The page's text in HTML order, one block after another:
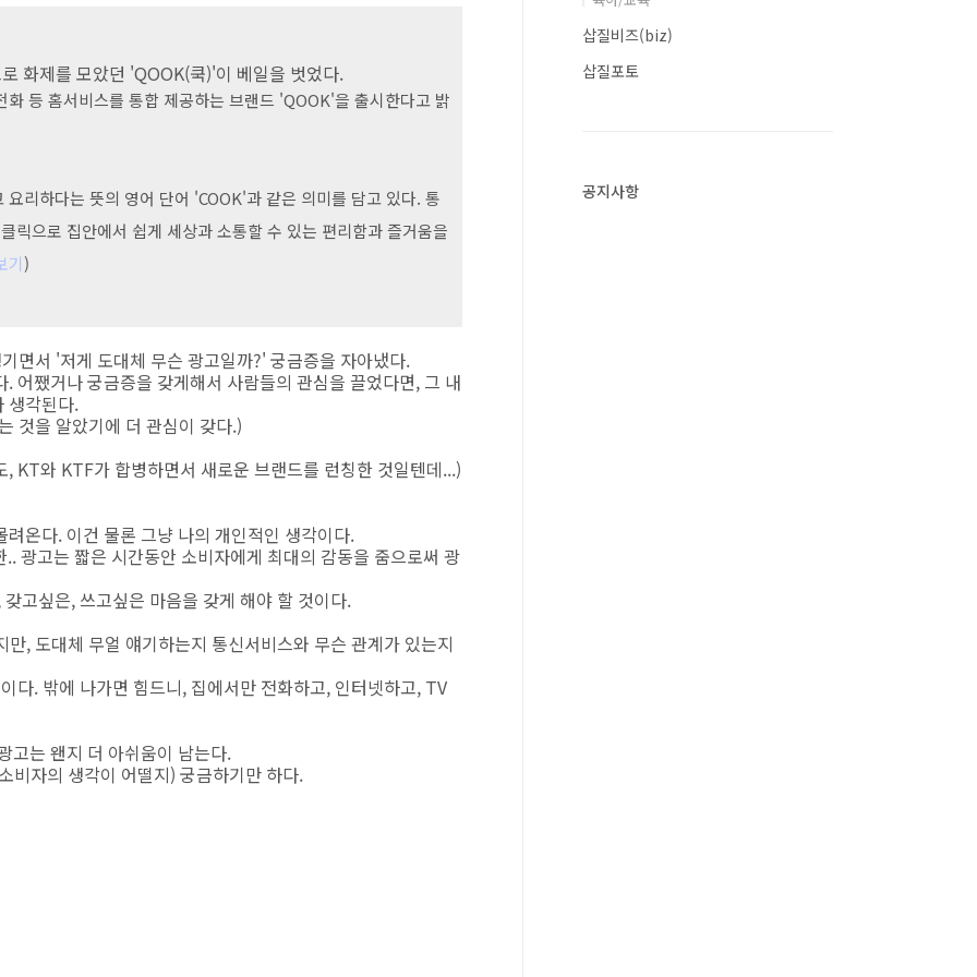
화제를 모았던 'QOOK(쿡)'이 베일을 벗었다.
화 등 홈서비스를 통합 제공하는 브랜드 'QOOK'을 출시한다고 밝
리하다는 뜻의 영어 단어 'COOK'과 같은 의미를 담고 있다. 통
릭으로 집안에서 쉽게 세상과 소통할 수 있는 편리함과 즐거움을
기)
면서 '저게 도대체 무슨 광고일까?' 궁금증을 자아냈다.
어쨌거나 궁금증을 갖게해서 사람들의 관심을 끌었다면, 그 내
생각된다.
것을 알았기에 더 관심이 갖다.)
KT와 KTF가 합병하면서 새로운 브랜드를 런칭한 것일텐데...)
온다. 이건 물론 그냥 나의 개인적인 생각이다.
광고는 짧은 시간동안 소비자에게 최대의 감동을 줌으로써 광
고싶은, 쓰고싶은 마음을 갖게 해야 할 것이다.
, 도대체 무얼 얘기하는지 통신서비스와 무슨 관계가 있는지
다. 밖에 나가면 힘드니, 집에서만 전화하고, 인터넷하고, TV
고는 왠지 더 아쉬움이 남는다.
비자의 생각이 어떨지) 궁금하기만 하다.
삽질비즈(biz)
삽질포토
공지사항